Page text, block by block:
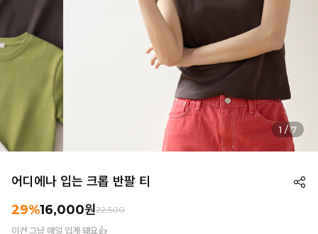
1 / 7
어디에나 입는 크롭 반팔 티
29%16,000원22,500
이건 그냥 매일 입게 돼요👍